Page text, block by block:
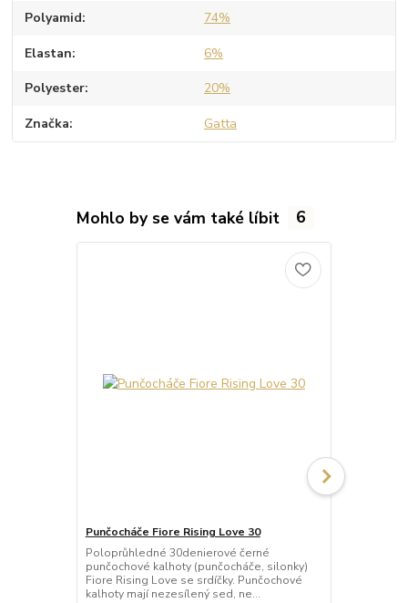
Polyamid 74%
Elastan 6%
Polyester 20%
Značka Gatta
Mohlo by se vám také líbit 6
Punčocháče Fiore Rising Love 30
Poloprůhledné 30denierové černé
punčochové kalhoty (punčocháče, silonky)
Fiore Rising Love se srdíčky. Punčochové
kalhoty mají nezesílený sed, ne...